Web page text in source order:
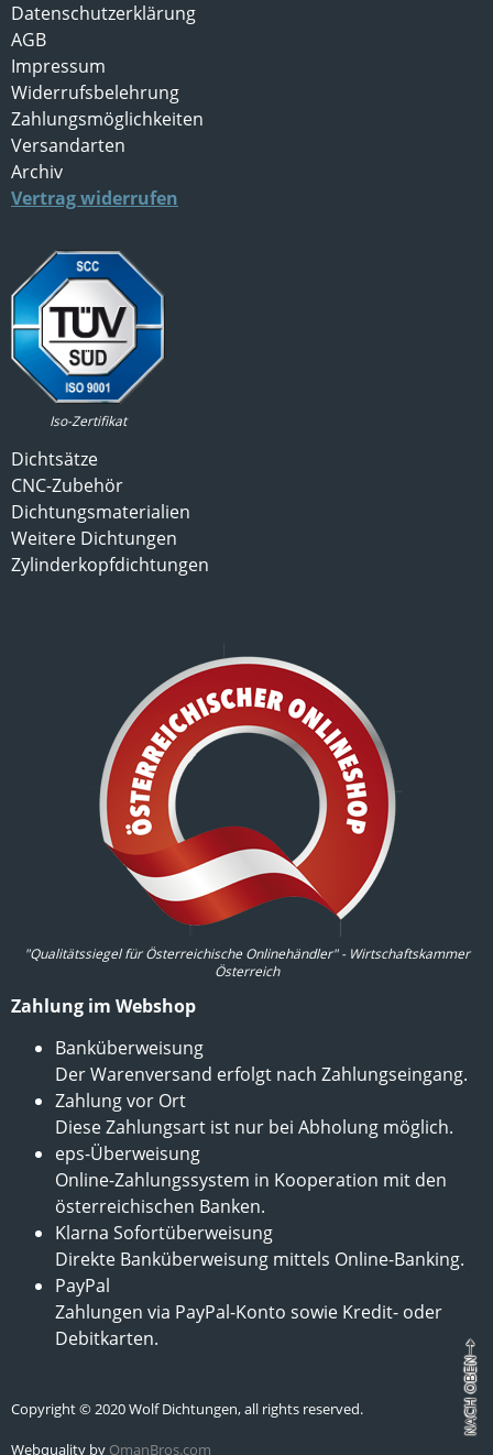
Datenschutzerklärung
AGB
Impressum
Widerrufsbelehrung
Zahlungsmöglichkeiten
Versandarten
Archiv
Vertrag widerrufen
Iso-Zertifikat
Dichtsätze
CNC-Zubehör
Dichtungsmaterialien
Weitere Dichtungen
Zylinderkopfdichtungen
"Qualitätssiegel für Österreichische Onlinehändler" - Wirtschaftskammer
Österreich
Zahlung im Webshop
Banküberweisung
Der Warenversand erfolgt nach Zahlungseingang.
Zahlung vor Ort
Diese Zahlungsart ist nur bei Abholung möglich.
eps-Überweisung
Online-Zahlungssystem in Kooperation mit den
österreichischen Banken.
Klarna Sofortüberweisung
Direkte Banküberweisung mittels Online-Banking.
PayPal
Zahlungen via PayPal-Konto sowie Kredit- oder
Debitkarten.
Copyright © 2020 Wolf Dichtungen, all rights reserved.
Webquality by OmanBros.com